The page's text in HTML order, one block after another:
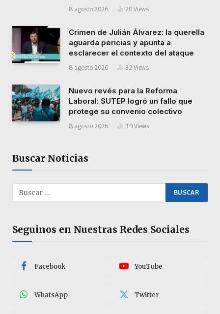
8 agosto 2026 20 Views
Crimen de Julián Álvarez: la querella
aguarda pericias y apunta a
esclarecer el contexto del ataque
8 agosto 2026 32 Views
Nuevo revés para la Reforma
Laboral: SUTEP logró un fallo que
protege su convenio colectivo
8 agosto 2026 19 Views
Buscar Noticias
Seguinos en Nuestras Redes Sociales
Facebook YouTube
WhatsApp Twitter